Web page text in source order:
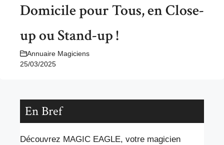
Domicile pour Tous, en Close-
up ou Stand-up !
Annuaire Magiciens
25/03/2025
En Bref
Découvrez MAGIC EAGLE, votre magicien